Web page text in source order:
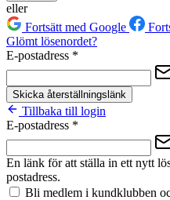
eller
Fortsätt med Google
Glömt lösenordet?
E-postadress *
Skicka återställningslänk
Tillbaka till login
E-postadress *
En länk för att ställa in ett nytt
postadress.
Bli medlem i kundklubben